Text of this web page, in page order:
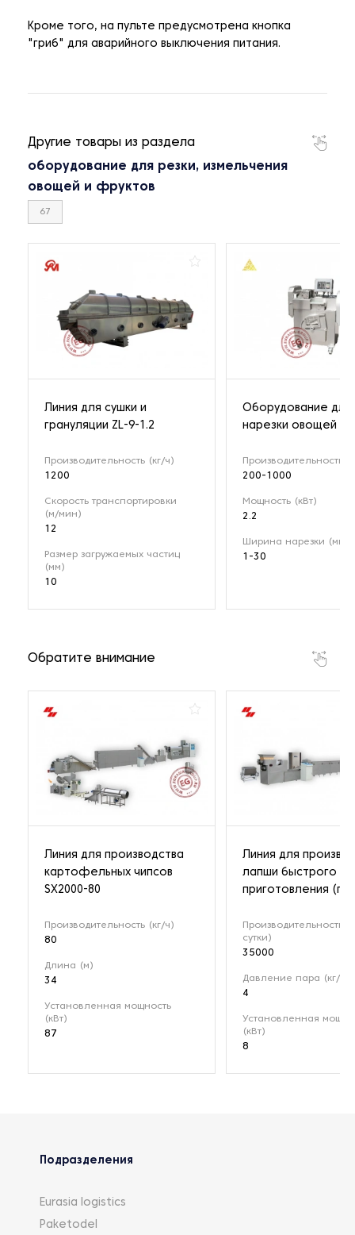
Кроме того, на пульте предусмотрена кнопка
"гриб" для аварийного выключения питания.
Другие товары из раздела
оборудование для резки, измельчения
овощей и фруктов
67
Линия для сушки и
грануляции ZL-9-1.2
Производительность (кг/ч)
1200
Скорость транспортировки
(м/мин)
12
Размер загружаемых частиц
(мм)
10
Оборудование для
нарезки овощей
Производительность
200-1000
Мощность (кВт)
2.2
Ширина нарезки (мм)
1-30
Обратите внимание
Линия для производства
картофельных чипсов
SX2000-80
Производительность (кг/ч)
80
Длина (м)
34
Установленная мощность
(кВт)
87
Линия для
лапши быстрого
приготовления
Производительность
сутки)
35000
Давление пара (кг/
4
Установленная
(кВт)
8
Подразделения
Eurasia logistics
Paketodel